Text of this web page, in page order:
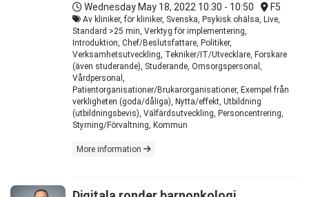
Wednesday May 18, 2022 10:30 - 10:50 F5
Av kliniker, för kliniker, Svenska, Psykisk ohälsa, Live,
Standard >25 min, Verktyg för implementering,
Introduktion, Chef/Beslutsfattare, Politiker,
Verksamhetsutveckling, Tekniker/IT/Utvecklare, Forskare
(även studerande), Studerande, Omsorgspersonal,
Vårdpersonal,
Patientorganisationer/Brukarorganisationer, Exempel från
verkligheten (goda/dåliga), Nytta/effekt, Utbildning
(utbildningsbevis), Välfärdsutveckling, Personcentrering,
Styrning/Förvaltning, Kommun
More information